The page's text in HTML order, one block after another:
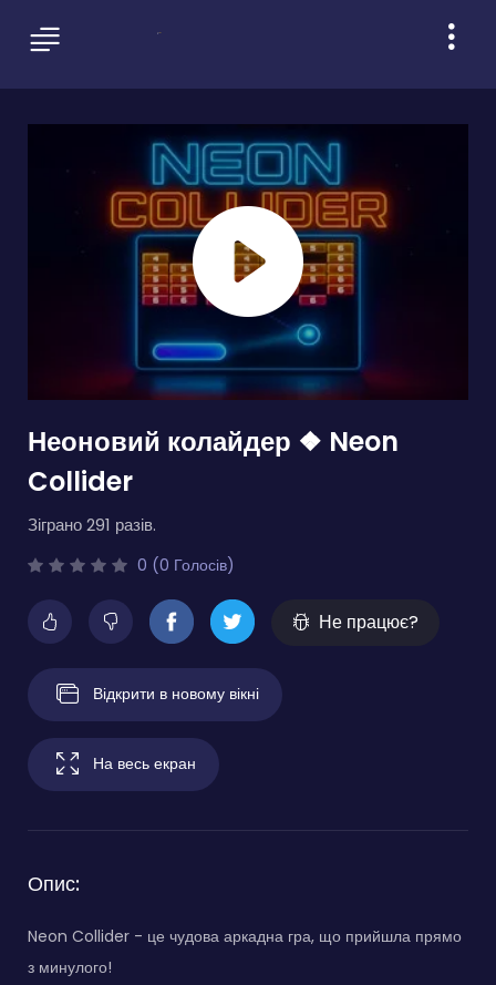
Неоновий колайдер ❖ Neon
Collider
Зіграно 291 разів.
0 (0 Голосів)
Не працює?
Відкрити в новому вікні
На весь екран
Опис:
Neon Collider - це чудова аркадна гра, що прийшла прямо
з минулого!